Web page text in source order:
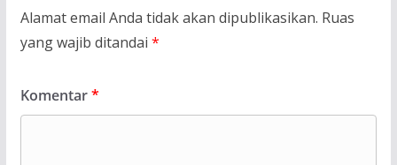
Alamat email Anda tidak akan dipublikasikan. Ruas
yang wajib ditandai *
Komentar*